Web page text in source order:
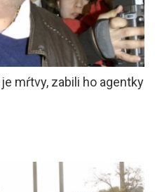
mŕtvy, zabili ho agentky